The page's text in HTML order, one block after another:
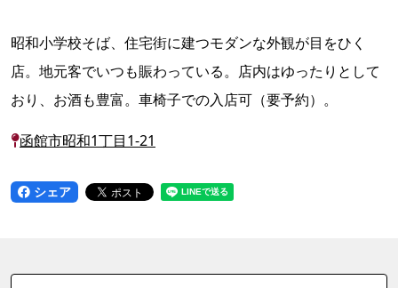
昭和小学校そば、住宅街に建つモダンな外観が目をひく
店。地元客でいつも賑わっている。店内はゆったりとして
おり、お酒も豊富。車椅子での入店可（要予約）。
函館市昭和1丁目1-21
シェア